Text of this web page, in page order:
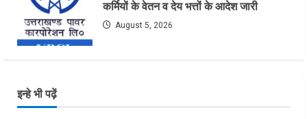
कर्मियों के वेतन व देय भत्तों के आदेश जारी
August 5, 2026
इन्हे भी पढ़ें